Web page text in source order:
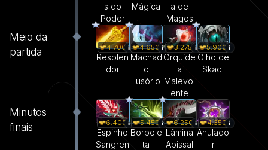
s do
Poder
Mágica
a de
Magos
Meio da
partida
4.700
Resplen
dor
4.650
Machad
o
Ilusório
3.275
Orquíde
a
Malevol
ente
5.900
Olho de
Skadi
Minutos
finais
6.400
Espinho
Sangren
5.450
Borbole
ta
6.250
Lâmina
Abissal
4.350
Anulado
r